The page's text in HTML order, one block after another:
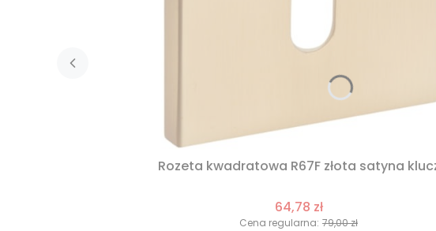
Rozeta kwadratowa R67F złota satyna
64,78 zł
Cena regularna: 79,00 zł